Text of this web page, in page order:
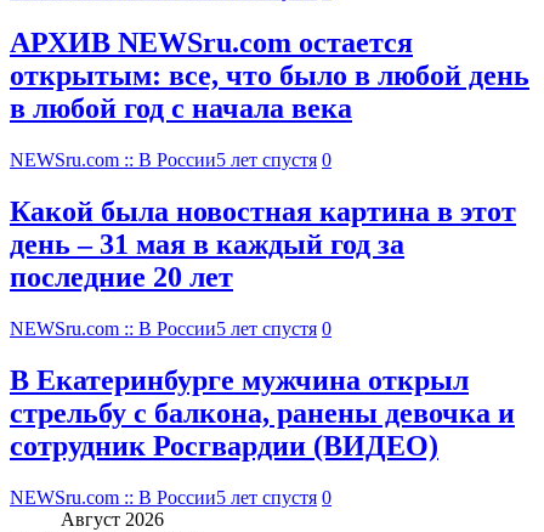
АРХИВ NEWSru.com остается
открытым: все, что было в любой день
в любой год с начала века
NEWSru.com :: В России5 лет спустя 0
Какой была новостная картина в этот
день – 31 мая в каждый год за
последние 20 лет
NEWSru.com :: В России5 лет спустя 0
В Екатеринбурге мужчина открыл
стрельбу с балкона, ранены девочка и
сотрудник Росгвардии (ВИДЕО)
NEWSru.com :: В России5 лет спустя 0
Август 2026